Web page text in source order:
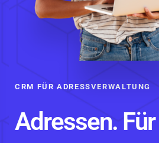
CRM FÜR ADRESSVERWALTUNG
Adressen.